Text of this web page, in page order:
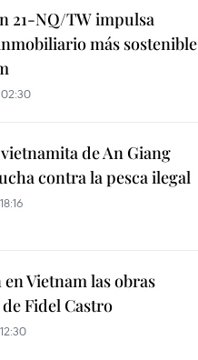
21-NQ/TW impulsa
más sostenible
de An Giang
contra la pesca ilegal
Vietnam las obras
Fidel Castro